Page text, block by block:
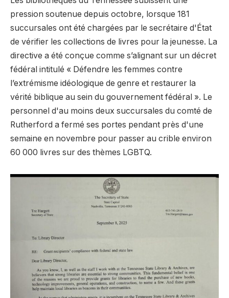
pression soutenue depuis octobre, lorsque 181
succursales ont été chargées par le secrétaire d'État
de vérifier les collections de livres pour la jeunesse. La
directive a été conçue comme s’alignant sur un décret
fédéral intitulé « Défendre les femmes contre
l’extrémisme idéologique de genre et restaurer la
vérité biblique au sein du gouvernement fédéral ». Le
personnel d'au moins deux succursales du comté de
Rutherford a fermé ses portes pendant près d'une
semaine en novembre pour passer au crible environ
60 000 livres sur des thèmes LGBTQ.